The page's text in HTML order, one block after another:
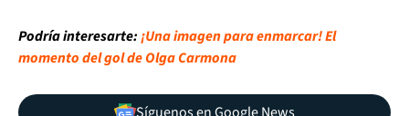
Podría interesarte:¡Una imagen para enmarcar! El
momento del gol de Olga Carmona
Síguenos en Google News